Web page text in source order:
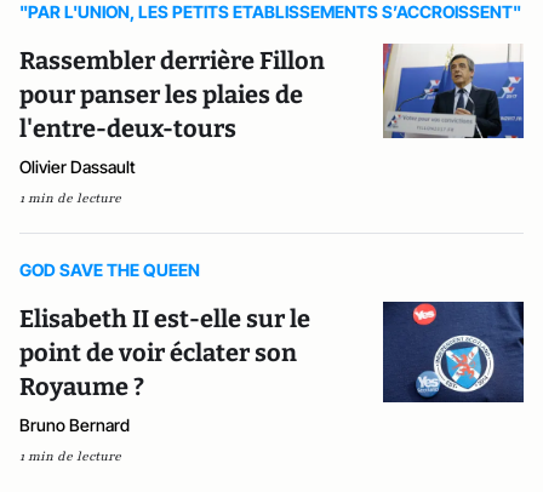
"PAR L'UNION, LES PETITS ETABLISSEMENTS S’ACCROISSENT"
Rassembler derrière Fillon
pour panser les plaies de
l'entre-deux-tours
Olivier Dassault
1 min de lecture
GOD SAVE THE QUEEN
Elisabeth II est-elle sur le
point de voir éclater son
Royaume ?
Bruno Bernard
1 min de lecture